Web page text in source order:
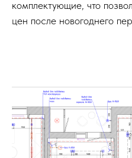
комплектующие, что
цен после новогоднего